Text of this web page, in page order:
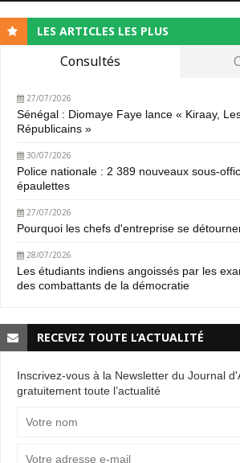
LES ARTICLES LES PLUS
Consultés
27/07/2026
Sénégal : Diomaye Faye lance « Kiraay,
Républicains »
30/07/2026
Police nationale : 2 389 nouveaux sous-
épaulettes
27/07/2026
Pourquoi les chefs d'entreprise se
28/07/2026
Les étudiants indiens angoissés par les
des combattants de la démocratie
RECEVEZ TOUTE L’ACTUALITÉ
Inscrivez-vous à la Newsletter du Journal
gratuitement toute l’actualité